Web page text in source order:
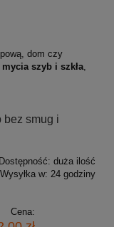
dom czy
szyb i szkła,
bez smug i
Dostępność: duża ilość
Wysyłka w: 24 godziny
Cena: